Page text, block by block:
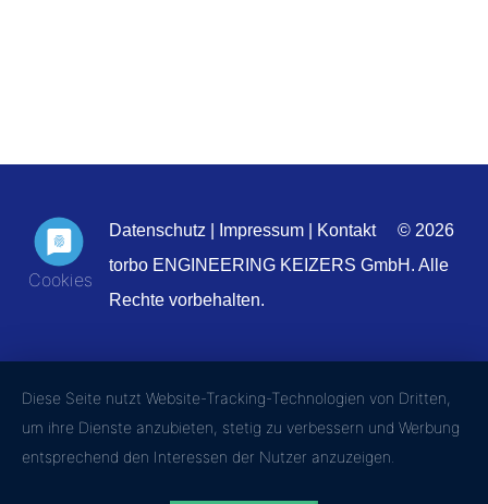
Datenschutz Impressum Kontakt
© 2026
torbo ENGINEERING KEIZERS GmbH. Alle
Rechte vorbehalten.
Diese Seite nutzt Website-Tracking-Technologien von Dritten,
um ihre Dienste anzubieten, stetig zu verbessern und Werbung
entsprechend den Interessen der Nutzer anzuzeigen.